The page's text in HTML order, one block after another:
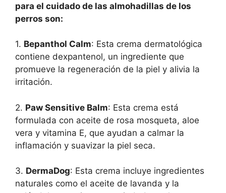
para el cuidado de las almohadillas de los
perros son:
1. Bepanthol Calm: Esta crema dermatológica
contiene dexpantenol, un ingrediente que
promueve la regeneración de la piel y alivia la
irritación.
2. Paw Sensitive Balm: Esta crema está
formulada con aceite de rosa mosqueta, aloe
vera y vitamina E, que ayudan a calmar la
inflamación y suavizar la piel seca.
3. DermaDog: Esta crema incluye ingredientes
naturales como el aceite de lavanda y la